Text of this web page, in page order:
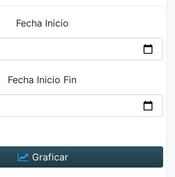
Fecha Inicio
Fecha Inicio Fin
Graficar